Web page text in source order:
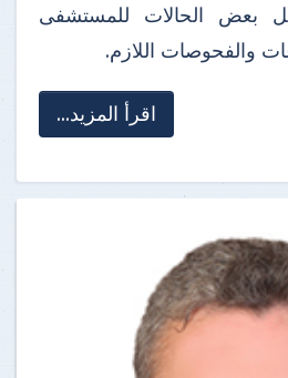
بعض الحالات للمستشفى
والفحوصات اللازم.
اقرأ المزيد...